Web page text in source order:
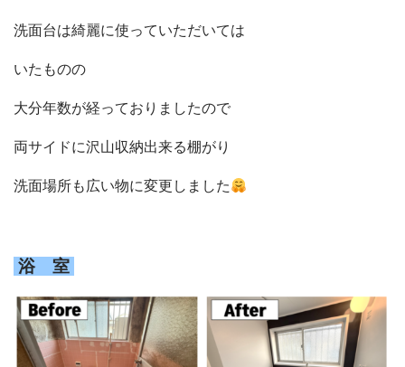
洗面台は綺麗に使っていただいては
いたものの
大分年数が経っておりましたので
両サイドに沢山収納出来る棚がり
洗面場所も広い物に変更しました
浴 室